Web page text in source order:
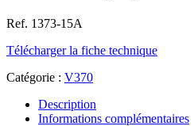
Ref. 1373-15A
Télécharger la fiche technique
Catégorie : V370
Description
Informations complémentaires